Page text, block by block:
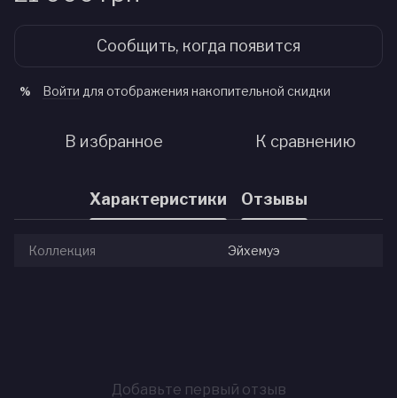
Сообщить, когда появится
% Войти для отображения накопительной скидки
В избранное К сравнению
Характеристики Отзывы
Коллекция Эйхемуэ
Добавьте первый отзыв